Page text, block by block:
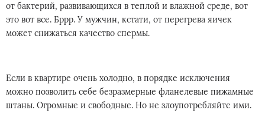
от бактерий, развивающихся в теплой и влажной среде, вот
это вот все. Бррр. У мужчин, кстати, от перегрева яичек
может снижаться качество спермы.
Если в квартире очень холодно, в порядке исключения
можно позволить себе безразмерные фланелевые пижамные
штаны. Огромные и свободные. Но не злоупотребляйте ими.